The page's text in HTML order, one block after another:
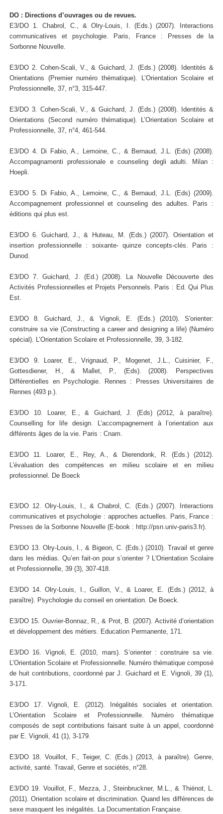
DO : Directions d’ouvrages ou de revues.
E3/DO 1. Chabrol, C., & Olry-Louis, I. (Eds.) (2007). Interactions
communicatives et psychologie. Paris, France : Presses de la
Sorbonne Nouvelle.
E3/DO 2. Cohen-Scali, V., & Guichard, J. (Eds.) (2008). Identités &
Orientations (Premier numéro thématique). L’Orientation Scolaire et
Professionnelle, 37, n°3, 315-447.
E3/DO 3. Cohen-Scali, V., & Guichard, J. (Eds.) (2008). Identités &
Orientations (Second numéro thématique). L’Orientation Scolaire et
Professionnelle, 37, n°4, 461-544.
E3/DO 4. Di Fabio, A., Lemoine, C., & Bernaud, J.L. (Eds) (2008).
Accompagnamenti professionale e counseling degli adulti. Milan :
Hoepli.
E3/DO 5. Di Fabio, A., Lemoine, C., & Bernaud, J.L. (Eds) (2009).
Accompagnement professionnel et counseling des adultes. Paris :
éditions qui plus est.
E3/DO 6. Guichard, J., & Huteau, M. (Eds.) (2007). Orientation et
insertion professionnelle : soixante- quinze concepts-clés. Paris :
Dunod.
E3/DO 7. Guichard, J. (Ed.) (2008). La Nouvelle Découverte des
Activités Professionnelles et Projets Personnels. Paris : Ed. Qui Plus
Est.
E3/DO 8. Guichard, J., & Vignoli, E. (Eds.) (2010). S'orienter:
construire sa vie (Constructing a career and designing a life) (Numéro
spécial). L’Orientation Scolaire et Professionnelle, 39, 3-182.
E3/DO 9. Loarer, E., Vrignaud, P., Mogenet, J.L., Cuisinier, F.,
Gottesdiener, H., & Mallet, P., (Eds). (2008). Perspectives
Différentielles en Psychologie. Rennes : Presses Universitaires de
Rennes (493 p.).
E3/DO 10. Loarer, E., & Guichard, J. (Eds) (2012, à paraître).
Counselling for life design. L’accompagnement à l’orientation aux
différents âges de la vie. Paris : Cnam.
E3/DO 11. Loarer, E., Rey, A., & Dierendonk, R. (Eds.) (2012).
L'évaluation des compétences en milieu scolaire et en milieu
professionnel. De Boeck
E3/DO 12. Olry-Louis, I., & Chabrol, C. (Eds.) (2007). Interactions
communicatives et psychologie : approches actuelles. Paris, France :
Presses de la Sorbonne Nouvelle (E-book : http://psn.univ-paris3.fr).
E3/DO 13. Olry-Louis, I., & Bigeon, C. (Eds.) (2010). Travail et genre
dans les médias. Qu’en fait-on pour s’orienter ? L'Orientation Scolaire
et Professionnelle, 39 (3), 307-418.
E3/DO 14. Olry-Louis, I., Guillon, V., & Loarer, E. (Eds.) (2012, à
paraître). Psychologie du conseil en orientation. De Boeck.
E3/DO 15. Ouvrier-Bonnaz, R., & Prot, B. (2007). Activité d’orientation
et développement des métiers. Education Permanente, 171.
E3/DO 16. Vignoli, E. (2010, mars). S’orienter : construire sa vie.
L’Orientation Scolaire et Professionnelle. Numéro thématique composé
de huit contributions, coordonné par J. Guichard et E. Vignoli, 39 (1),
3-171.
E3/DO 17. Vignoli, E. (2012). Inégalités sociales et orientation.
L’Orientation Scolaire et Professionnelle. Numéro thématique
composés de sept contributions faisant suite à un appel, coordonné
par E. Vignoli, 41 (1), 3-179.
E3/DO 18. Vouillot, F., Teiger, C. (Eds.) (2013, à paraître). Genre,
activité, santé. Travail, Genre et sociétés, n°28.
E3/DO 19. Vouillot, F., Mezza, J., Steinbruckner, M.L., & Thiénot, L.
(2011). Orientation scolaire et discrimination. Quand les différences de
sexe masquent les inégalités. La Documentation Française.